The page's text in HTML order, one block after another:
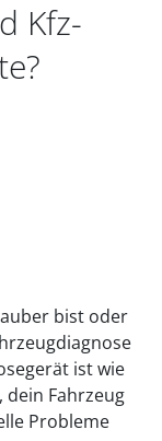
Kfz-
bist oder
ist wie
Fahrzeug
Probleme